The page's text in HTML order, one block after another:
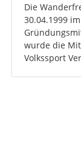
Die
30.04.1999
wurde die
Volkssport